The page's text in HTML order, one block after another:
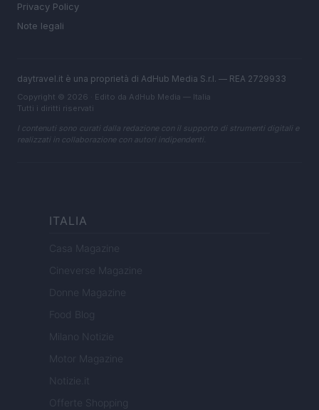
Privacy Policy
Note legali
daytravel.it è una proprietà di AdHub Media S.r.l. — REA 2729933
Copyright © 2026 · Edito da AdHub Media — Italia
Tutti i diritti riservati
I contenuti sono curati dalla redazione con il supporto di strumenti digitali e
realizzati in collaborazione con autori indipendenti.
ITALIA
Casa Magazine
Cineverse Magazine
Donne Magazine
Food Blog
Milano Notizie
Motor Magazine
Notizie.it
Offerte Shopping